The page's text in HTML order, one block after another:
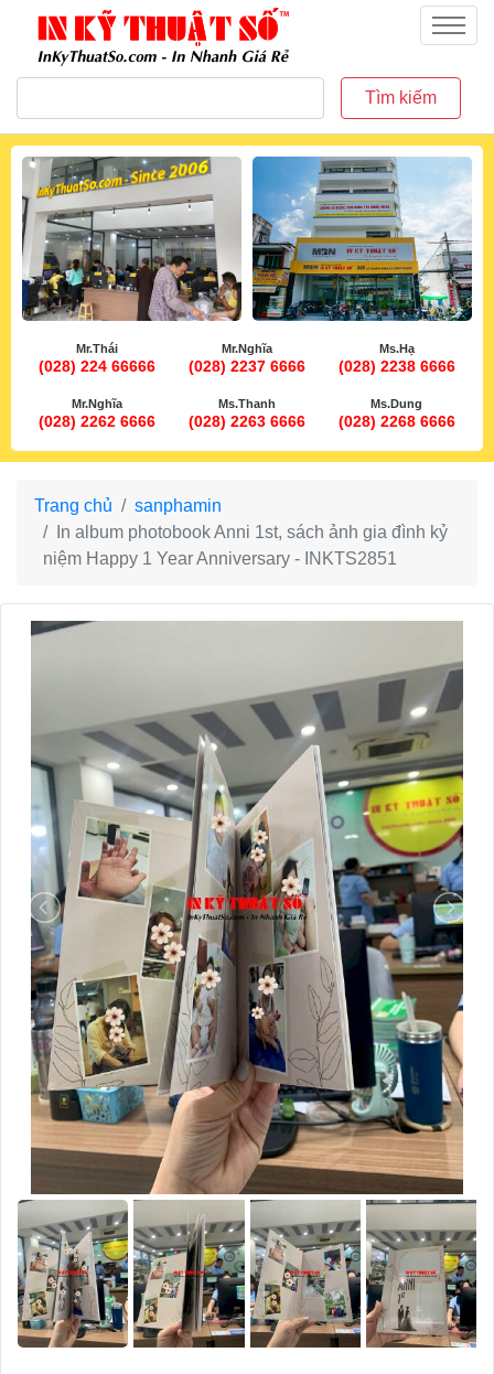
inkythuatso.com
Menu
Tìm kiếm
Mr.Thái
(028) 224 66666
Mr.Nghĩa
(028) 2237 6666
Ms.Hạ
(028) 2238 6666
Mr.Nghĩa
(028) 2262 6666
Ms.Thanh
(028) 2263 6666
Ms.Dung
(028) 2268 6666
Trang chủ
sanphamin
In album photobook Anni 1st, sách ảnh gia đình kỷ
niệm Happy 1 Year Anniversary - INKTS2851